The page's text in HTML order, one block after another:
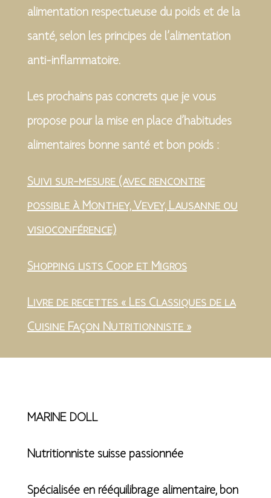
alimentation respectueuse du poids et de la
santé, selon les principes de l’alimentation
anti-inflammatoire.
Les prochains pas concrets que je vous
propose pour la mise en place d’habitudes
alimentaires bonne santé et bon poids :
Suivi sur-mesure (avec rencontre
possible à Monthey, Vevey, Lausanne ou
visioconférence)
Shopping lists Coop et Migros
Livre de recettes « Les Classiques de la
Cuisine Façon Nutritionniste »
MARINE DOLL
Nutritionniste suisse passionnée
Spécialisée en rééquilibrage alimentaire, bon